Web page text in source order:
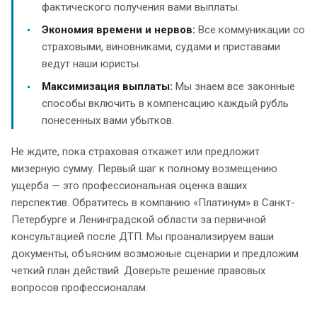
фактического получения вами выплаты.
Экономия времени и нервов: Все коммуникации со
страховыми, виновниками, судами и приставами
ведут наши юристы.
Максимизация выплаты: Мы знаем все законные
способы включить в компенсацию каждый рубль
понесенных вами убытков.
Не ждите, пока страховая откажет или предложит
мизерную сумму. Первый шаг к полному возмещению
ущерба — это профессиональная оценка ваших
перспектив. Обратитесь в компанию «Платинум» в Санкт-
Петербурге и Ленинградской области за первичной
консультацией после ДТП. Мы проанализируем ваши
документы, объясним возможные сценарии и предложим
четкий план действий. Доверьте решение правовых
вопросов профессионалам.